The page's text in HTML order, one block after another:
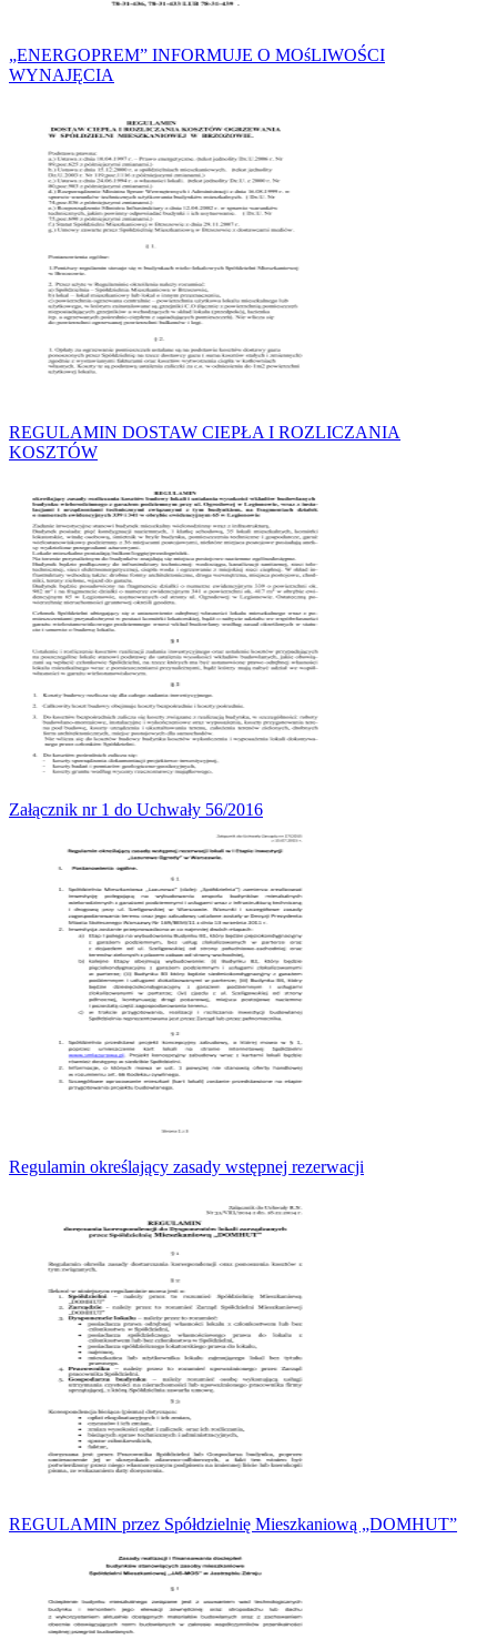
„ENERGOPREM” INFORMUJE O MOśLIWOŚCI
WYNAJĘCIA
REGULAMIN DOSTAW CIEPŁA I ROZLICZANIA
KOSZTÓW
Załącznik nr 1 do Uchwały 56/2016
Regulamin określający zasady wstępnej rezerwacji
REGULAMIN przez Spółdzielnię Mieszkaniową „DOMHUT”